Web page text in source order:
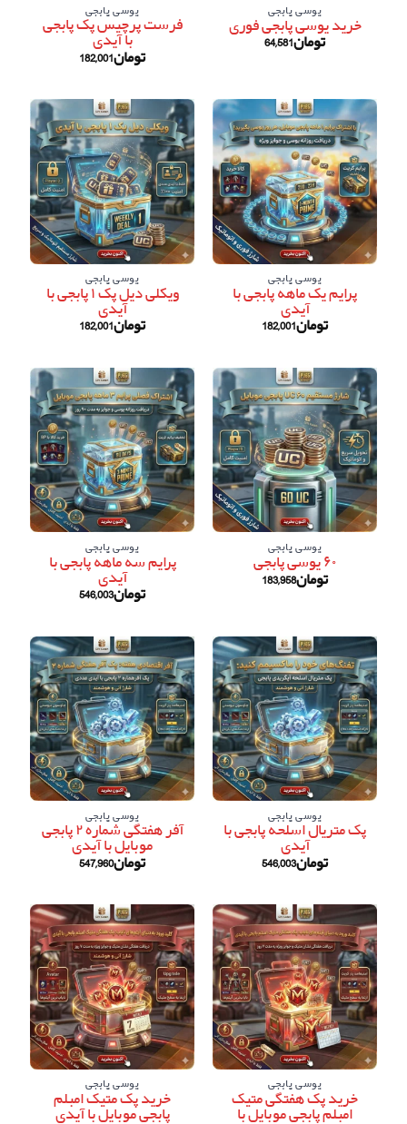
یوسی پابجی
خرید یوسی پابجی فوری
تومان64,581
یوسی پابجی
فرست پرچیس پک پابجی
با آیدی
تومان182,001
یوسی پابجی
پرایم یک ماهه پابجی با
آیدی
تومان182,001
یوسی پابجی
ویکلی دیل پک ۱ پابجی با
آیدی
تومان182,001
یوسی پابجی
۶۰ یوسی پابجی
تومان183,958
یوسی پابجی
پرایم سه ماهه پابجی با
آیدی
تومان546,003
یوسی پابجی
پک متریال اسلحه پابجی با
آیدی
تومان546,003
یوسی پابجی
آفر هفتگی شماره ۲ پابجی
موبایل با آیدی
تومان547,960
یوسی پابجی
خرید پک هفتگی متیک
امبلم پابجی موبایل با
یوسی پابجی
خرید پک متیک امبلم
پابجی موبایل با آیدی